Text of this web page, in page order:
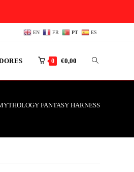
EN FR PT ES
0 €0,00
FANTASY HARNESS